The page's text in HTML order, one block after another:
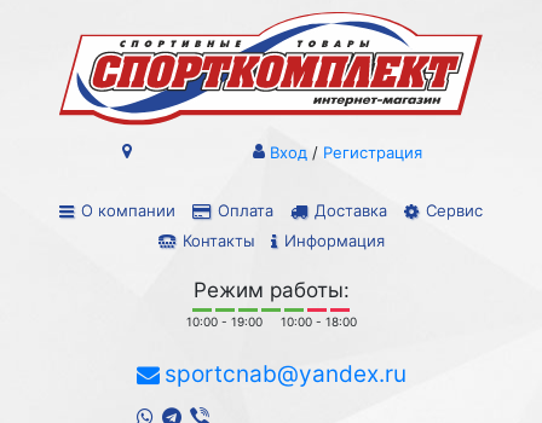
О компании Оплата Доставка
Сервис
Контакты
Информация
Вход / Регистрация
Режим работы:
10:00 - 19:00 10:00 - 18:00
sportcnab@yandex.ru